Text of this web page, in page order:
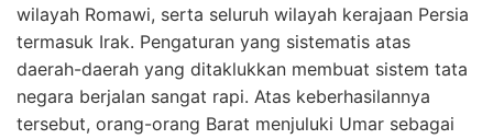
wilayah Romawi, serta seluruh wilayah kerajaan Persia
termasuk Irak. Pengaturan yang sistematis atas
daerah-daerah yang ditaklukkan membuat sistem tata
negara berjalan sangat rapi. Atas keberhasilannya
tersebut, orang-orang Barat menjuluki Umar sebagai